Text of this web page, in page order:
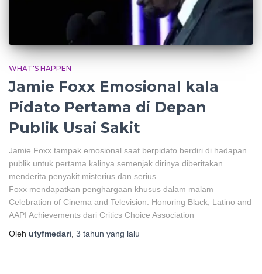
WHAT'S HAPPEN
Jamie Foxx Emosional kala
Pidato Pertama di Depan
Publik Usai Sakit
Jamie Foxx tampak emosional saat berpidato berdiri di hadapan
publik untuk pertama kalinya semenjak dirinya diberitakan
menderita penyakit misterius dan serius.
Foxx mendapatkan penghargaan khusus dalam malam
Celebration of Cinema and Television: Honoring Black, Latino and
AAPI Achievements dari Critics Choice Association
Oleh utyfmedari 3 tahun yang lalu